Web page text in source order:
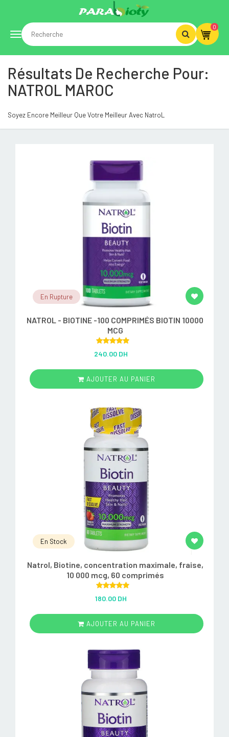
Toggle
navigation
0
Résultats De Recherche Pour:
NATROL MAROC
Soyez Encore Meilleur Que Votre Meilleur Avec NatroL
En Rupture
NATROL - BIOTINE -100 COMPRIMÉS BIOTIN 10000
MCG
out of 5
240.00 DH
AJOUTER AU PANIER
En Stock
Natrol, Biotine, concentration maximale, fraise,
10 000 mcg, 60 comprimés
out of 5
180.00 DH
AJOUTER AU PANIER